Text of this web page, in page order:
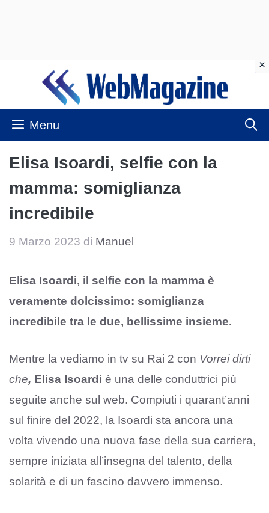
contenuto
Menu
Elisa Isoardi, selfie con la
mamma: somiglianza
incredibile
9 Marzo 2023 di Manuel
Elisa Isoardi, il selfie con la mamma è
veramente dolcissimo: somiglianza
incredibile tra le due, bellissime insieme.
Mentre la vediamo in tv su Rai 2 con Vorrei dirti
che, Elisa Isoardi è una delle conduttrici più
seguite anche sul web. Compiuti i quarant’anni
sul finire del 2022, la Isoardi sta ancora una
volta vivendo una nuova fase della sua carriera,
sempre iniziata all’insegna del talento, della
solarità e di un fascino davvero immenso.